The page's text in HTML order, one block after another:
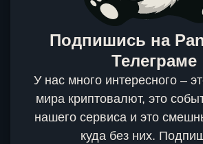
Подпишись на
Телеграме
У нас много интересного –
мира криптовалют, это
нашего сервиса и это
куда без них.